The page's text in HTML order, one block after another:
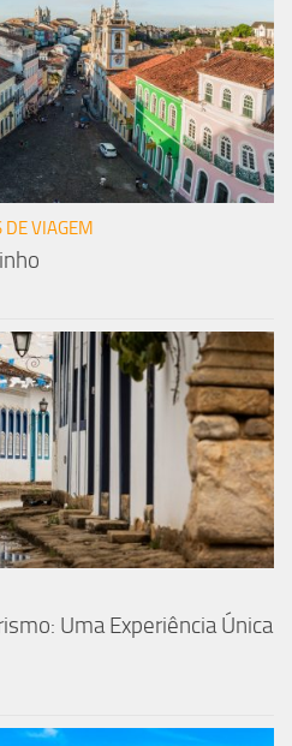
DE VIAGEM
Uma Experiência Única